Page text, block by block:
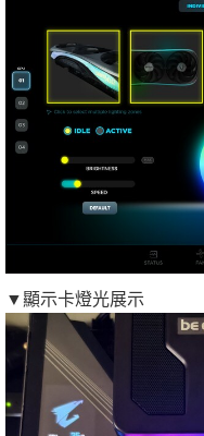
▼顯示卡燈光展示